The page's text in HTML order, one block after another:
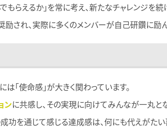
もらえるか」を常に考え、新たなチャレンジを
され、実際に多くのメンバーが自己研鑽に励ん
「使命感」が大きく関わっています。
ンに共感し、その実現に向けてみんなが一丸と
功を通じて感じる達成感は、何にも代えがたい